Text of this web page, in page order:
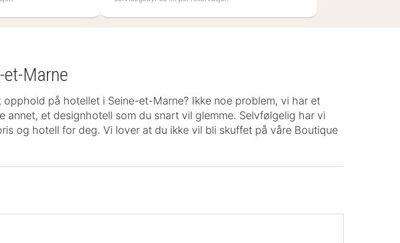
Marne
på hotellet i Seine-et-Marne? Ikke noe problem, vi har et
et designhotell som du snart vil glemme. Selvfølgelig har vi
og hotell for deg. Vi lover at du ikke vil bli skuffet på våre Boutique